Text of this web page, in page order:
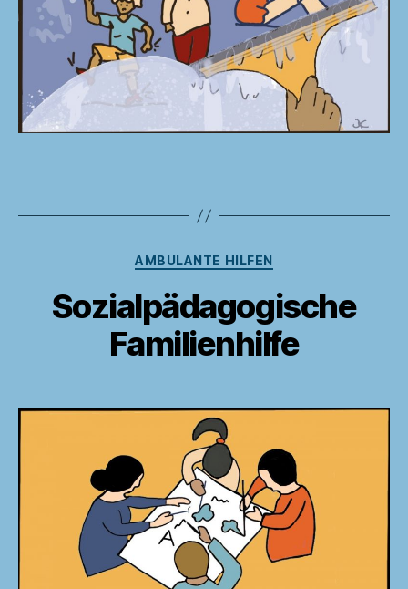
Kategorien
AMBULANTE HILFEN
Sozialpädagogische
Familienhilfe